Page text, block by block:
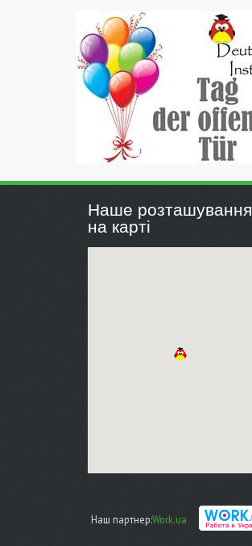
Наше розташування
на карті
Наш партнер:Work.ua